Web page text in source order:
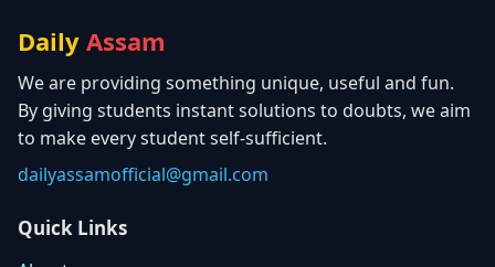
Daily Assam
We are providing something unique, useful and fun.
By giving students instant solutions to doubts, we aim
to make every student self-sufficient.
dailyassamofficial@gmail.com
Quick Links